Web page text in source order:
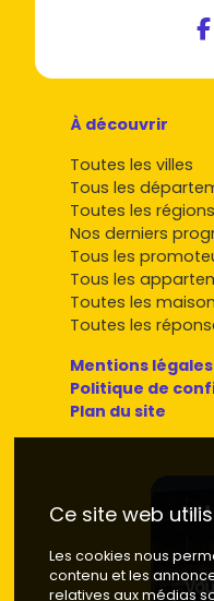
À découvrir
Toutes les villes
Tous les
Toutes les régions
Nos derniers
Tous les
Tous les
Toutes les
Toutes les
Mentions légales
Politique de
Plan du site
Ce site web
Les cookies nous
contenu et les
relatives aux médias